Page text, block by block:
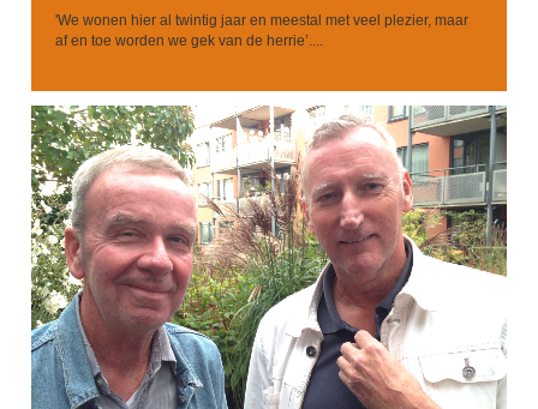
'We wonen hier al twintig jaar en meestal met veel plezier, maar
af en toe worden we gek van de herrie’....